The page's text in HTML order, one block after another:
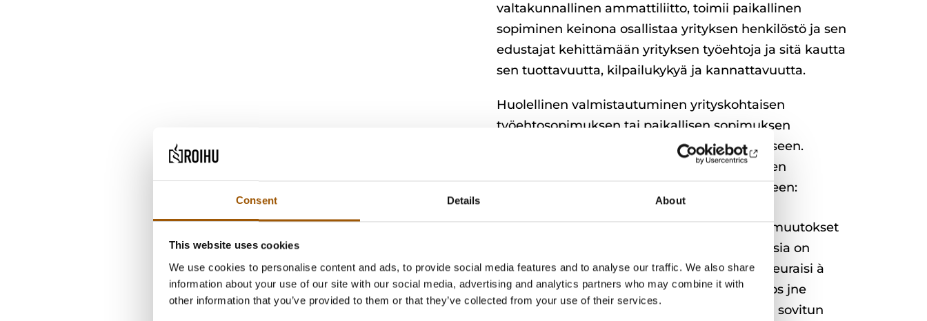
Consent Details About
This website uses cookies
We use cookies to personalise content and ads, to provide social media features and to analyse our traffic. We also share
information about your use of our site with our social media, advertising and analytics partners who may combine it with
other information that you’ve provided to them or that they’ve collected from your use of their services.
valtakunnallinen ammattiliitto, toimii paikallinen
sopiminen keinona osallistaa yrityksen henkilöstö ja sen
edustajat kehittämään yrityksen työehtoja ja sitä kautta
sen tuottavuutta, kilpailukykyä ja kannattavuutta.
Huolellinen valmistautuminen yrityskohtaisen
työehtosopimuksen tai paikallisen sopimuksen
neuvotteluun johtaa parempaan lopputulokseen.
Tilanteesta riippuen muun muassa seuraavien
asiakokonaisuuksien valmistelu voi olla tarpeen:
Miten perustelen uudet määräykset tai muutokset
olemassa oleviin määräyksiin eli miksi asia on
yritykselle tärkeä ja mitä muutoksesta seuraisi à
kustannusvaikutus, toiminallinen muutos jne
Voidaanko uutta toimintamallia kokeilla sovitun